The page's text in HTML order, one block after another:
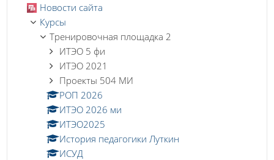
Новости сайта
Курсы
Тренировочная площадка 2
ИТЭО 5 фи
ИТЭО 2021
Проекты 504 МИ
РОП 2026
ИТЭО 2026 ми
ИТЭО2025
История педагогики Луткин
ИСУД